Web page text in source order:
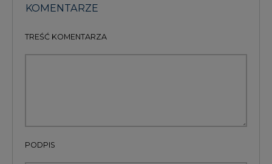
Przesłanie komentarza oznacza akceptację zasad korzystania z portalu